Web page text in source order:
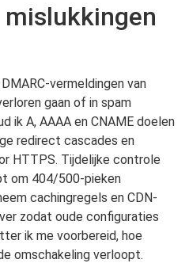
mislukkingen
vermeldingen van
gaan of in spam
ik A, AAAA en CNAME doelen
redirect cascades en
HTTPS. Tijdelijke controle
om 404/500-pieken
cachingregels en CDN-
zodat oude configuraties
ik me voorbereid, hoe
omschakeling verloopt.